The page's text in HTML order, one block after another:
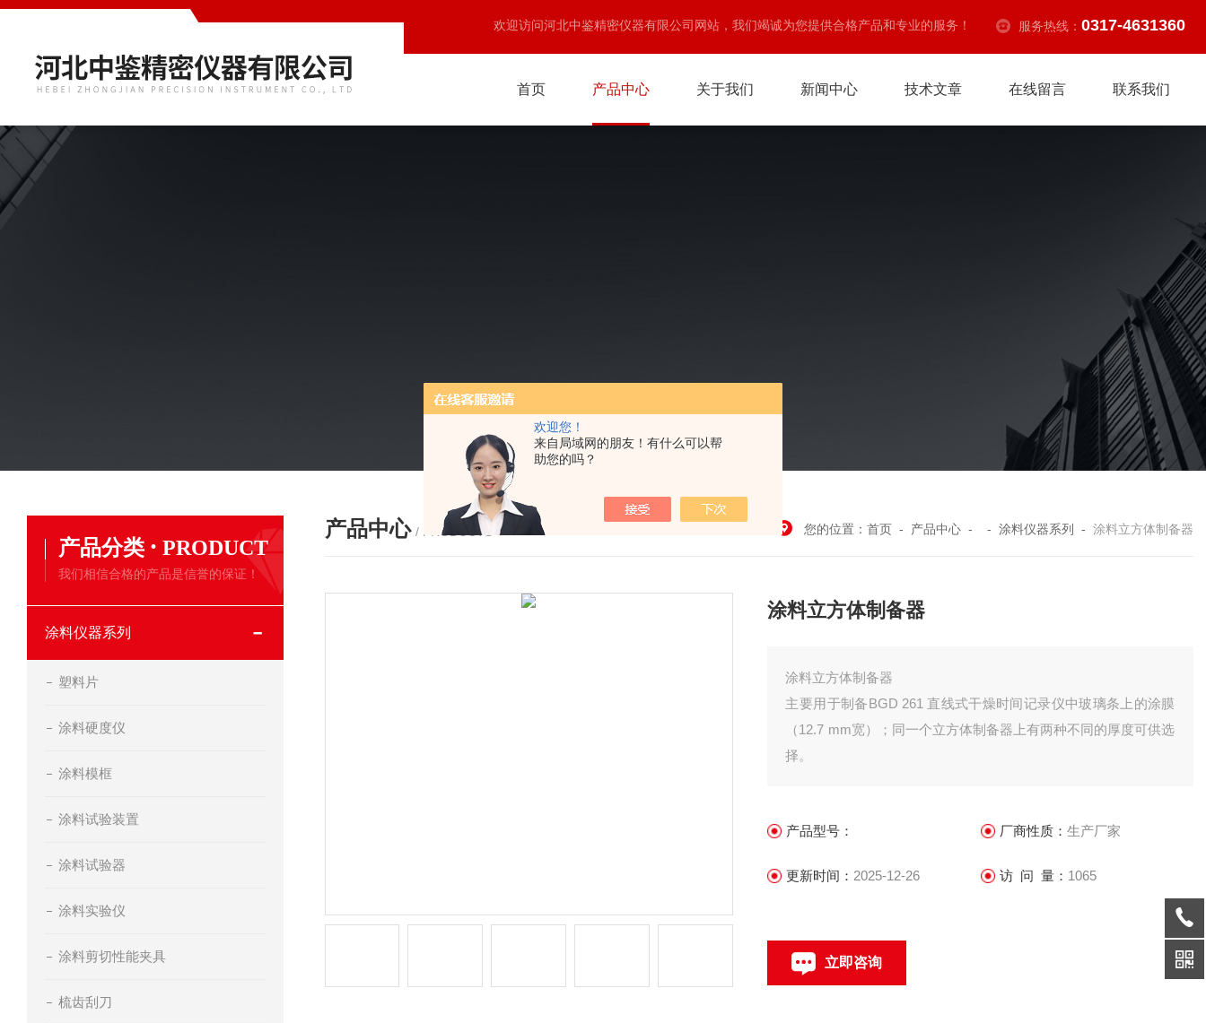
欢迎您！
来自局域网的朋友！有什么可以帮
助您的吗？
欢迎访问河北中鉴精密仪器有限公司网站，我们竭诚为您提供合格产品和专业的服务！ 服务热线： 0317-4631360
首页 产品中心 关于我们 新闻中心 技术文章 在线留言 联系我们
产品分类 · PRODUCT
我们相信合格的产品是信誉的保证！
涂料仪器系列
塑料片
涂料硬度仪
涂料模框
涂料试验装置
涂料试验器
涂料实验仪
涂料剪切性能夹具
梳齿刮刀
产品中心 / PRODUCTS 您的位置： 首页 - 产品中心 - - 涂料仪器系列 - 涂料立方体制备器
涂料立方体制备器
涂料立方体制备器
主要用于制备BGD 261 直线式干燥时间记录仪中玻璃条上的涂膜
（12.7 mm宽）；同一个立方体制备器上有两种不同的厚度可供选
择。
产品型号： 厂商性质： 生产厂家
更新时间： 2025-12-26 访 问 量： 1065
立即咨询